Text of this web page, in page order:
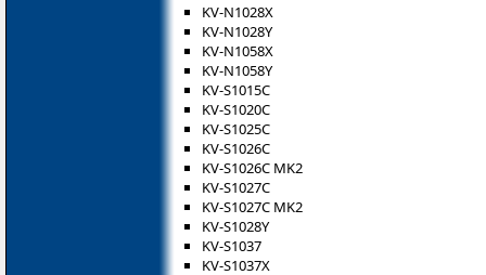
KV-N1028X
KV-N1028Y
KV-N1058X
KV-N1058Y
KV-S1015C
KV-S1020C
KV-S1025C
KV-S1026C
KV-S1026C MK2
KV-S1027C
KV-S1027C MK2
KV-S1028Y
KV-S1037
KV-S1037X